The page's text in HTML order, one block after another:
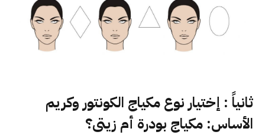
ثانياً : إختيار نوع مكياج الكونتور وكريم
الأساس: مكياج بودرة أم زيتى؟